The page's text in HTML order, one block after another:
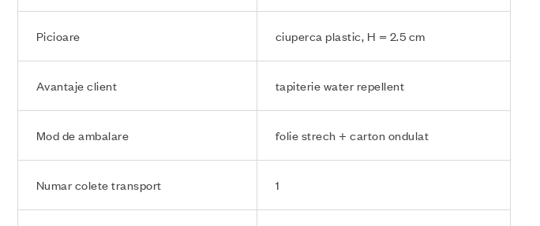
Picioare ciuperca plastic, H = 2.5 cm
Avantaje client tapiterie water repellent
Mod de ambalare folie strech + carton ondulat
Numar colete transport 1